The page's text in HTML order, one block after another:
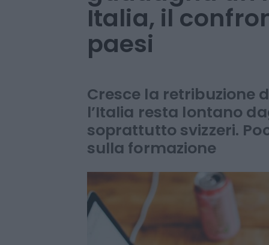
Stipendi: ecco
guadagna un
paesi
Cresce la retribuzione
l’Italia resta lontano
soprattutto svizzeri.
sulla formazione